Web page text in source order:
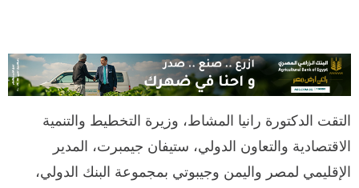
التقت الدكتورة رانيا المشاط، وزيرة التخطيط والتنمية
الاقتصادية والتعاون الدولي، ستيفان جيمبرت، المدير
الإقليمي لمصر واليمن وجيبوتي بمجموعة البنك الدولي،